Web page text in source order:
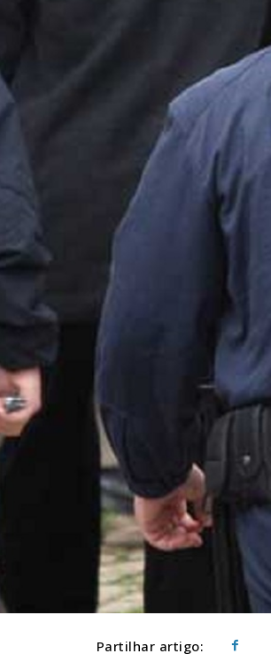
Partilhar artigo: